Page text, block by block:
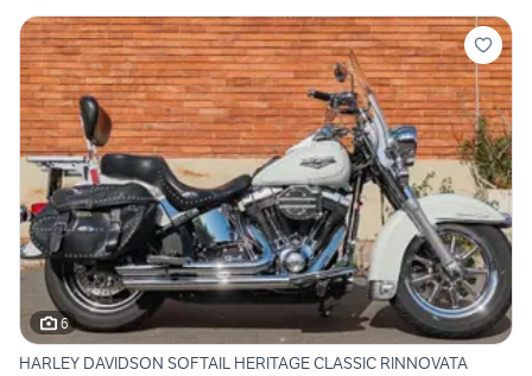
6
HARLEY DAVIDSON SOFTAIL HERITAGE CLASSIC RINNOVATA